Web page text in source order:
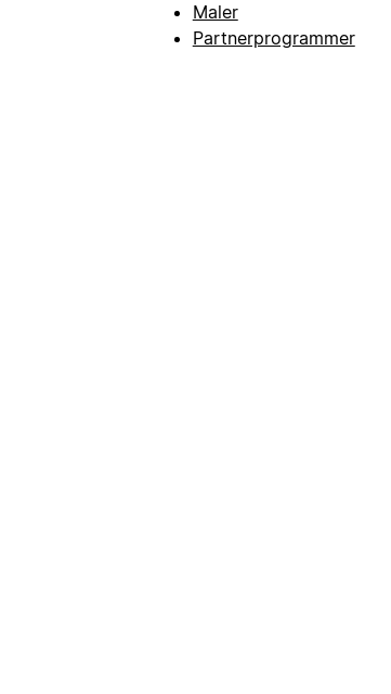
Maler
Partnerprogrammer